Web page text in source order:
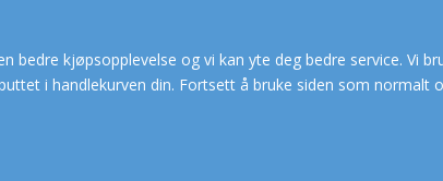
bedre kjøpsopplevelse og vi kan yte deg bedre service. Vi
i handlekurven din. Fortsett å bruke siden som normalt